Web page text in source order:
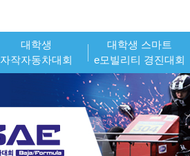
대학생
자작자동차대회
대회일정
참가신청
시상내역
대학생 스마트
e모빌리티 경진대회
대회개요
대회일정
참가신청
시상내역